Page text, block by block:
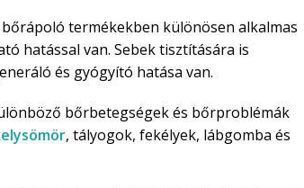
termékekben különösen alkalmas
hatással van. Sebek tisztítására is
és gyógyító hatása van.
bőrbetegségek és bőrproblémák
, tályogok, fekélyek, lábgomba és